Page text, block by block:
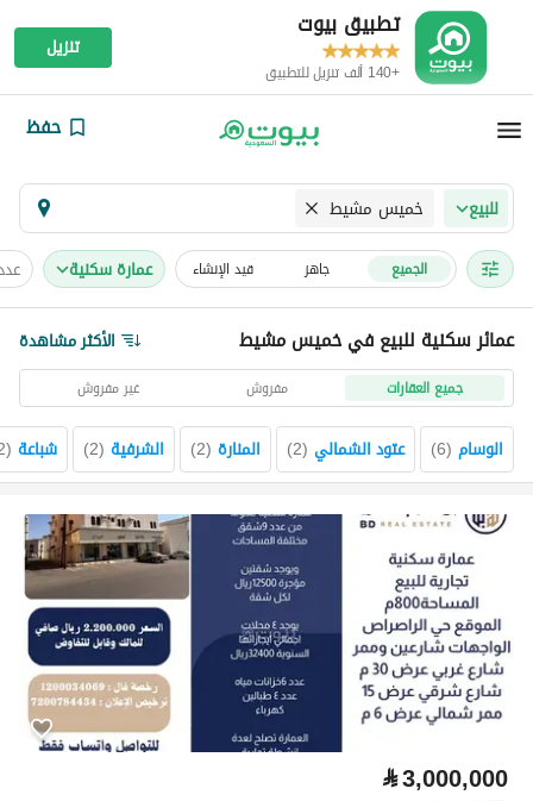
تطبيق بيوت
+140 ألف تنزيل للتطبيق
تنزيل
حفظ
للبيع خميس مشيط
الجميع جاهز قيد الإنشاء عمارة سكنية
عمائر سكنية للبيع في خميس مشيط الأكثر مشاهدة
جميع العقارات مفروش غير مفروش
الوسام (
6
) عتود الشمالي (
2
) المنارة (
2
) الشرفية (
2
) شباعة (
⃁3,000,000